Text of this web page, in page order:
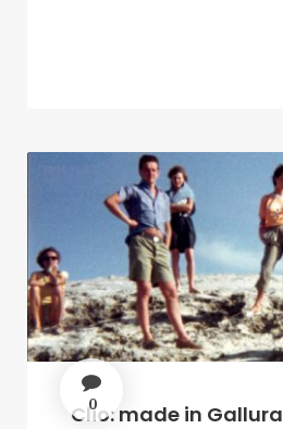
0
Clio: made in Gallura